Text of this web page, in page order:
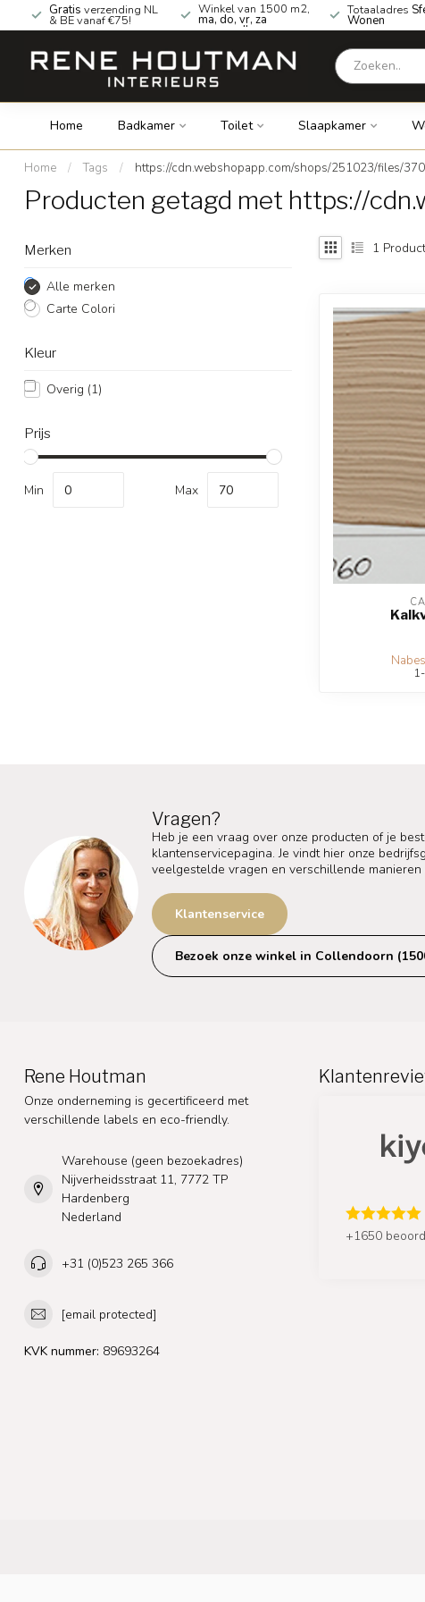
Gratis verzending NL
& BE vanaf €75!
Winkel van 1500 m2,
ma, do, vr, za
geopend!
Totaaladres
Wonen
Home Badkamer Toilet Slaapkamer
Home / Tags / https://cdn.webshopapp.com/shops/251023/files/
Producten getagd met https://
Merken
Alle merken
Carte Colori
Kleur
Overig (1)
Prijs
Min Max
1
Vragen?
Heb je een vraag over onze producten of je
klantenservicepagina. Je vindt hier onze
veelgestelde vragen en verschillende
Klantenservice
Bezoek onze winkel in Collendoorn
Rene Houtman
Onze onderneming is gecertificeerd met
verschillende labels en eco-friendly.
Warehouse (geen bezoekadres)
Nijverheidsstraat 11, 7772 TP
Hardenberg
Nederland
+31 (0)523 265 366
[email protected]
KVK nummer: 89693264
+1650